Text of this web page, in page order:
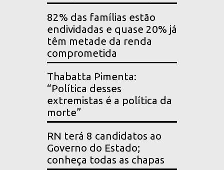
82% das famílias estão
endividadas e quase 20% já
têm metade da renda
comprometida
Thabatta Pimenta:
“Política desses
extremistas é a política da
morte”
RN terá 8 candidatos ao
Governo do Estado;
conheça todas as chapas